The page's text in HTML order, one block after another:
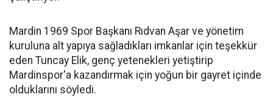
Mardin 1969 Spor Başkanı Rıdvan Aşar ve yönetim
kuruluna alt yapıya sağladıkları imkanlar için teşekkür
eden Tuncay Elik, genç yetenekleri yetiştirip
Mardinspor'a kazandırmak için yoğun bir gayret içinde
olduklarını söyledi.